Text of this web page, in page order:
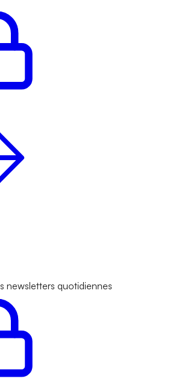
newsletters quotidiennes